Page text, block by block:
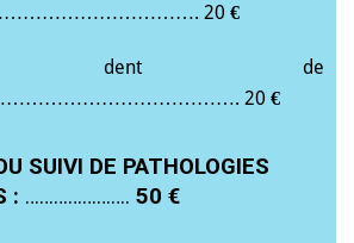
20 €
dent de
20 €
SUIVI DE PATHOLOGIES
: …………………. 50 €